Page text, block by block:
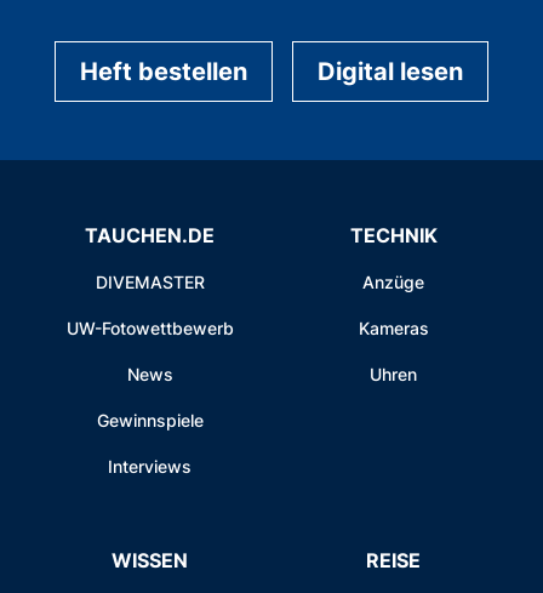
Heft bestellen Digital lesen
TAUCHEN.DE
DIVEMASTER
UW-Fotowettbewerb
News
Gewinnspiele
Interviews
TECHNIK
Anzüge
Kameras
Uhren
WISSEN REISE